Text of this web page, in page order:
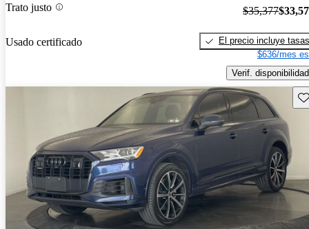
Trato justo
Usado certificado
$35,377
El precio incluye tasas
$636/mes
Verif. disponibilidad